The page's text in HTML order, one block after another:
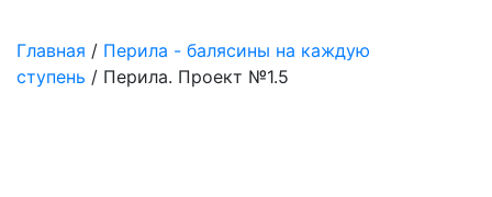
Главная / Перила - балясины на каждую
ступень / Перила. Проект №1.5